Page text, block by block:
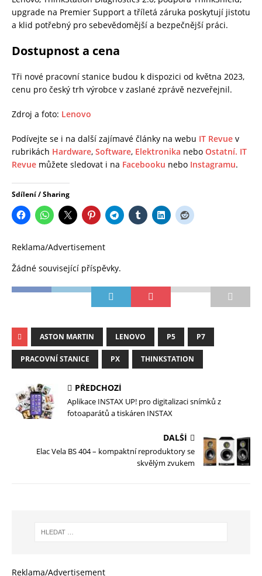
upgrade na Premier Support a tříletá záruka poskytují jistotu
a klid potřebný pro sebevědomější a bezpečnější práci.
Dostupnost a cena
Tři nové pracovní stanice budou k dispozici od května 2023,
cenu pro český trh výrobce v zaslané zprávě nezveřejnil.
Zdroj a foto: Lenovo
Podívejte se i na další zajímavé články na webu IT Revue v
rubrikách Hardware, Software, Elektronika nebo Ostatní. IT
Revue můžete sledovat i na Facebooku nebo Instagramu.
Sdílení / Sharing
Reklama/Advertisement
Žádné související příspěvky.
ASTON MARTIN LENOVO P5 P7
PRACOVNÍ STANICE PX THINKSTATION
PŘEDCHOZÍ
Aplikace INSTAX UP! pro digitalizaci snímků z
fotoaparátů a tiskáren INSTAX
DALŠÍ
Elac Vela BS 404 – kompaktní reproduktory se
skvělým zvukem
Reklama/Advertisement